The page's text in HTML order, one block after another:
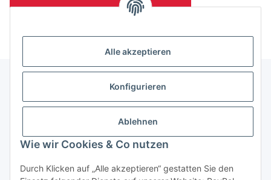
Alle akzeptieren
Konfigurieren
Ablehnen
Wie wir Cookies & Co nutzen
Durch Klicken auf „Alle akzeptieren“ gestatten Sie den
(Mindesttabnahmemenge 10 Stück je Länge und Farbe)
Informationen
Gesetzliche Informationen